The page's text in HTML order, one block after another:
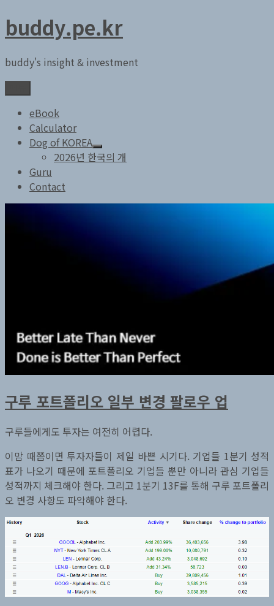
콘
텐
로
바
로
buddy.pe.kr
buddy's insight & investment
eBook
Calculator
Dog of KOREA
하
위
장
2026년 한국의 개
Guru
Contact
구루 포트폴리오 일부 변경 팔로우 업
구루들에게도 투자는 여전히 어렵다.
이맘 때쯤이면 투자자들이 제일 바쁜 시기다. 기업들 1분기 성적
표가 나오기 때문에 포트폴리오 기업들 뿐만 아니라 관심 기업들
성적까지 체크해야 한다. 그리고 1분기 13F를 통해 구루 포트폴리
오 변경 사항도 파악해야 한다.